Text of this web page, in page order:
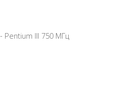
III 750 МГц